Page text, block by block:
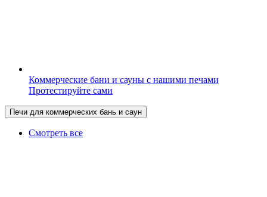
Коммерческие бани и сауны с нашими печами
Протестируйте сами
Печи для коммерческих бань и саун
Смотреть все